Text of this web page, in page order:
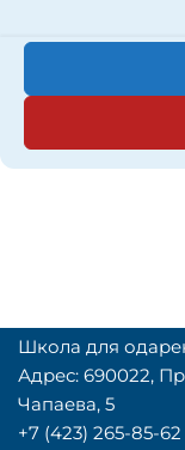
Школа для
Адрес: 690022,
Чапаева, 5
+7 (423) 265-85-62